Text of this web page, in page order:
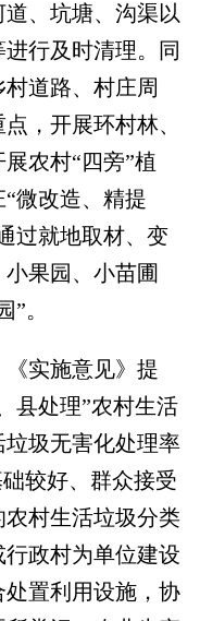
、坑塘、沟渠以
行及时清理。同
道路、村庄周
，开展环村林、
农村“四旁”植
微改造、精提
过就地取材、变
果园、小苗圃
。
实施意见》提
县处理”农村生活
圾无害化处理率
较好、群众接受
村生活垃圾分类
政村为单位建设
置利用设施，协